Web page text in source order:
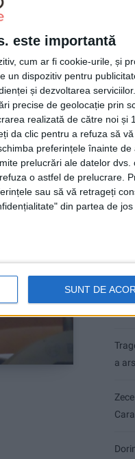
este importantă
cum ar fi cookie-urile, și
un dispozitiv pentru
și dezvoltarea serviciilor.
precise de geolocație prin
realizată de către noi și
da clic pentru a refuza să
preferințele înainte de
prelucrări ale datelor dvs.
o astfel de prelucrare.
sau să vă retrageți
din partea de
SUNT DE
a